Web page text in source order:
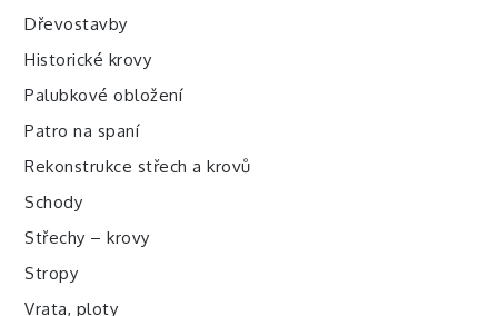
Dřevostavby
Historické krovy
Palubkové obložení
Patro na spaní
Rekonstrukce střech a krovů
Schody
Střechy – krovy
Stropy
Vrata, ploty